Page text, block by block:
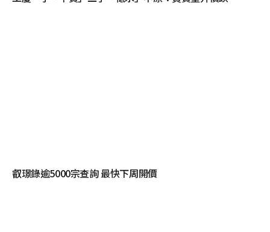
叡璟錄逾5000宗查詢 最快下周開價